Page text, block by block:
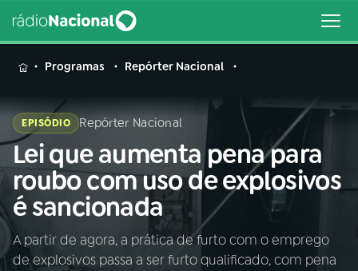
MENU
Buscar
na
Rádio
Nacional
Buscar
AO VIVO
Programas Repórter Nacional
EPISÓDIO Repórter Nacional
Lei que aumenta pena para
roubo com uso de explosivos
é sancionada
A partir de agora, a prática de furto com o emprego
de explosivos passa a ser furto qualificado, com pena